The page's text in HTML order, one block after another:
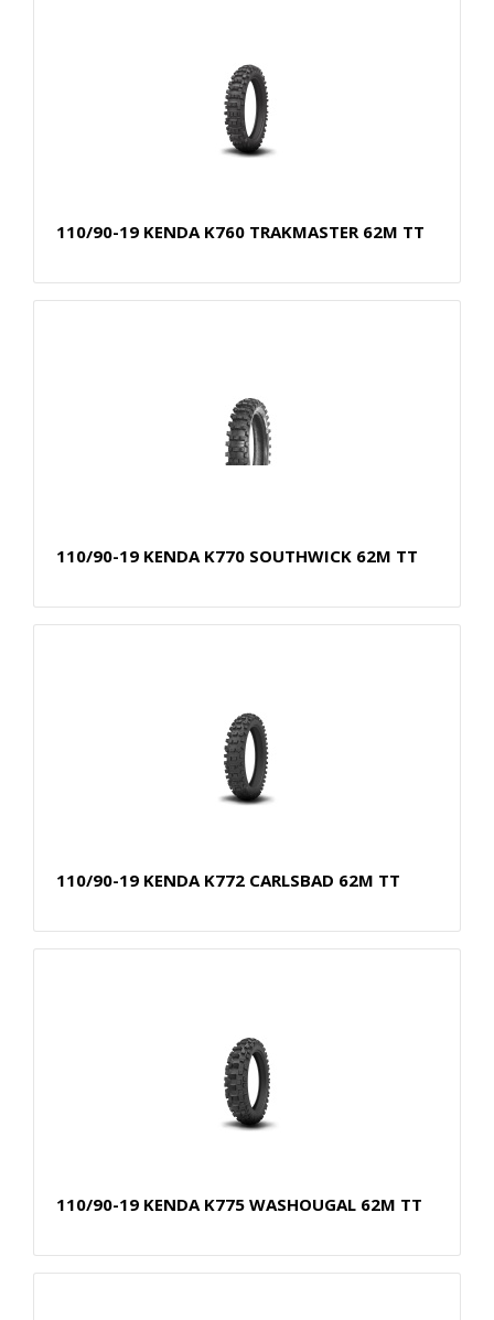
110/90-19 KENDA K760 TRAKMASTER 62M TT
110/90-19 KENDA K770 SOUTHWICK 62M TT
110/90-19 KENDA K772 CARLSBAD 62M TT
110/90-19 KENDA K775 WASHOUGAL 62M TT